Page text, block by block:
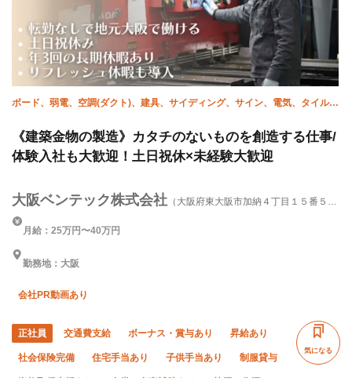
ボード、弱電、空調(ダクト)、建具、サイディング、サイン、電気、タイル、
《建築金物の製造》カタチのないものを創造する仕事/
体験入社も大歓迎！土日祝休×未経験大歓迎
大阪ベンテック株式会社 （大阪府東大阪市加納４丁目１５番５
号）
月給：25万円〜40万円
勤務地：大阪
会社PR動画あり
正社員 交通費支給 ボーナス・賞与あり 昇給あり
社会保険完備 住宅手当あり 子供手当あり 制服貸与
資格取得支援あり 食堂・食事補助あり 禁煙・分煙
気になる